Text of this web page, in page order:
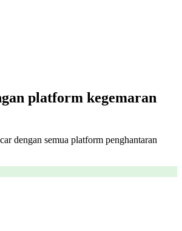
platform kegemaran
dengan semua platform penghantaran